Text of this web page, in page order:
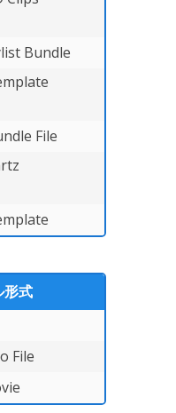
Bundle
File
形式
File